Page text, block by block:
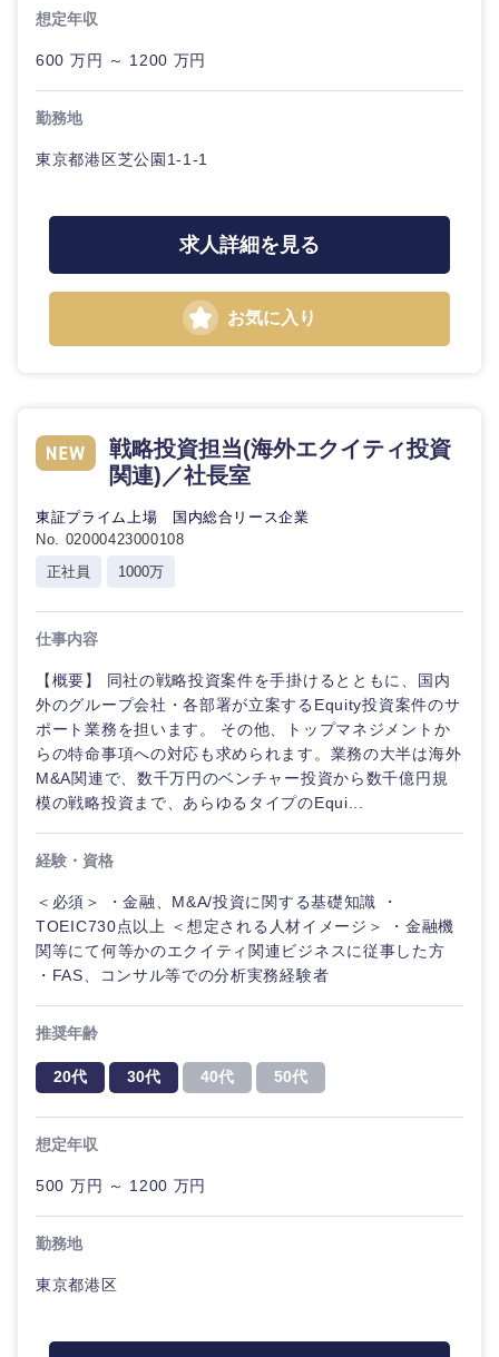
想定年収
600 万円 ～ 1200 万円
勤務地
東京都港区芝公園1-1-1
求人詳細を見る
お気に入り
戦略投資担当(海外エクイティ投資
関連)／社長室
東証プライム上場 国内総合リース企業
No. 02000423000108
正社員
1000万
仕事内容
【概要】 同社の戦略投資案件を手掛けるとともに、国内
外のグループ会社・各部署が立案するEquity投資案件のサ
ポート業務を担います。 その他、トップマネジメントか
らの特命事項への対応も求められます。業務の大半は海外
M&A関連で、数千万円のベンチャー投資から数千億円規
模の戦略投資まで、あらゆるタイプのEqui...
経験・資格
＜必須＞ ・金融、M&A/投資に関する基礎知識 ・
TOEIC730点以上 ＜想定される人材イメージ＞ ・金融機
関等にて何等かのエクイティ関連ビジネスに従事した方
・FAS、コンサル等での分析実務経験者
推奨年齢
20代 30代 40代 50代
想定年収
500 万円 ～ 1200 万円
勤務地
東京都港区